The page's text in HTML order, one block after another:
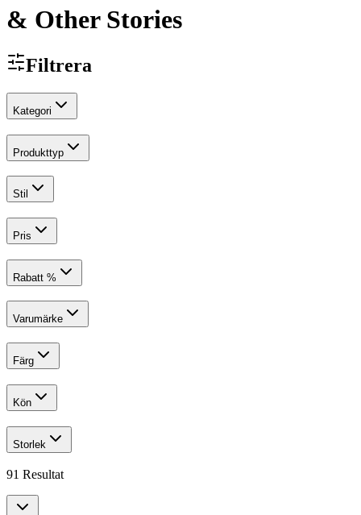
& Other Stories
Filtrera
Kategori
Produkttyp
Stil
Pris
Rabatt %
Varumärke
Färg
Kön
Storlek
91 Resultat